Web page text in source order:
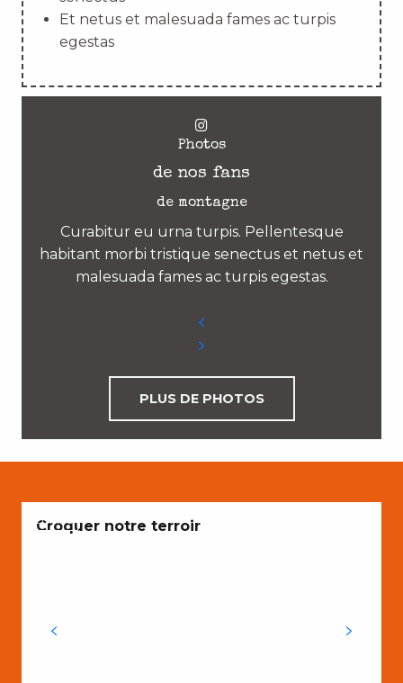
Et netus et malesuada fames ac turpis
egestas
Photos
de nos fans
de montagne
Curabitur eu urna turpis. Pellentesque
habitant morbi tristique senectus et netus et
malesuada fames ac turpis egestas.
PLUS DE PHOTOS
ENVIES
Croquer notre terroir